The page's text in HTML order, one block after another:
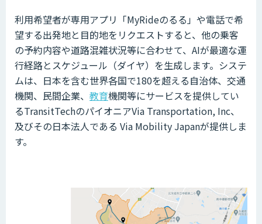
利用希望者が専用アプリ「MyRideのるる」や電話で希
望する出発地と目的地をリクエストすると、他の乗客
の予約内容や道路混雑状況等に合わせて、AIが最適な運
行経路とスケジュール（ダイヤ）を生成します。システ
ムは、日本を含む世界各国で180を超える自治体、交通
機関、民間企業、 教育機関等にサービスを提供してい
るTransitTechのパイオニアVia Transportation, Inc、
及びその日本法人である Via Mobility Japanが提供しま
す。